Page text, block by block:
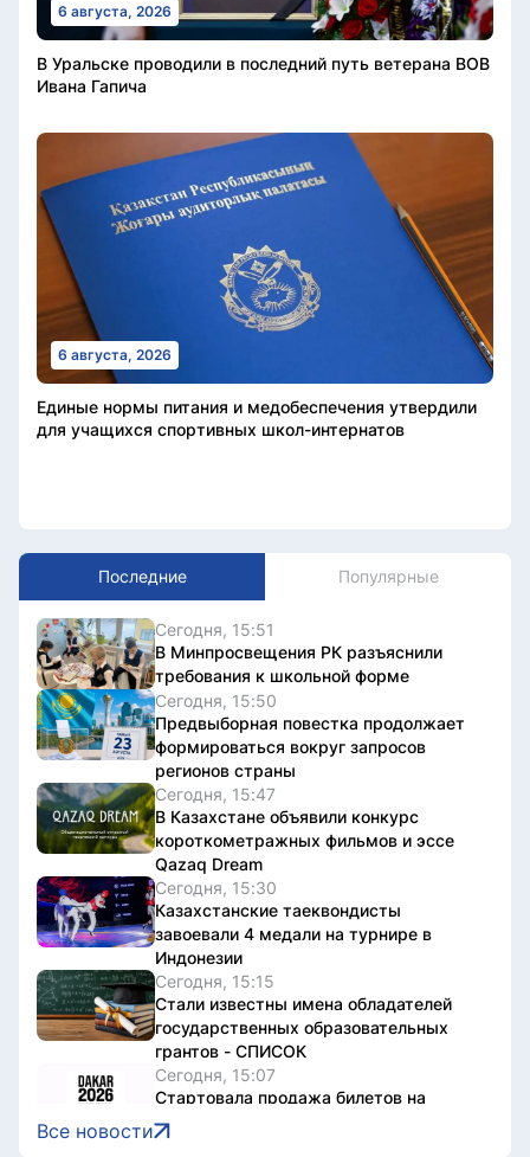
6 августа, 2026
В Уральске проводили в последний путь ветерана ВОВ
Ивана Гапича
6 августа, 2026
Единые нормы питания и медобеспечения утвердили
для учащихся спортивных школ-интернатов
Последние Популярные
Сегодня, 15:51
В Минпросвещения РК разъяснили
требования к школьной форме
Сегодня, 15:50
Предвыборная повестка продолжает
формироваться вокруг запросов
регионов страны
Сегодня, 15:47
В Казахстане объявили конкурс
короткометражных фильмов и эссе
Qazaq Dream
Сегодня, 15:30
Казахстанские таеквондисты
завоевали 4 медали на турнире в
Индонезии
Сегодня, 15:15
Стали известны имена обладателей
государственных образовательных
грантов - СПИСОК
Сегодня, 15:07
Стартовала продажа билетов на
юношеские Олимпийские игры
Дакар-2026
Все новости